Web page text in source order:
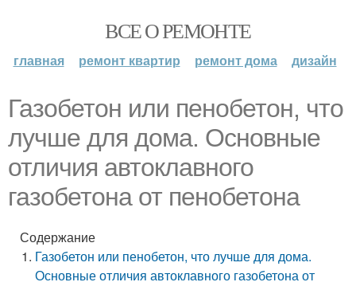
ВСЕ О РЕМОНТЕ
главная ремонт квартир ремонт дома дизайн
Газобетон или пенобетон, что
лучше для дома. Основные
отличия автоклавного
газобетона от пенобетона
Содержание
Газобетон или пенобетон, что лучше для дома.
Основные отличия автоклавного газобетона от